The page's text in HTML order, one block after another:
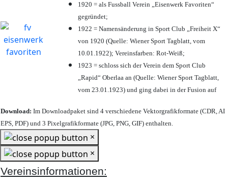
1920 = als Fussball Verein „Eisenwerk Favoriten“
gegründet;
1922 = Namensänderung in Sport Club „Freiheit X“
von 1920 (Quelle: Wiener Sport Tagblatt, vom
10.01.1922); Vereinsfarben: Rot-Weiß;
1923 = schloss sich der Verein dem Sport Club
„Rapid“ Oberlaa an (Quelle: Wiener Sport Tagblatt,
vom 23.01.1923) und ging dabei in der Fusion auf
Download: Im Downloadpaket sind 4 verschiedene Vektorgrafikformate (CDR, AI
EPS, PDF) und 3 Pixelgrafikformate (JPG, PNG, GIF) enthalten.
×
×
Vereinsinformationen: